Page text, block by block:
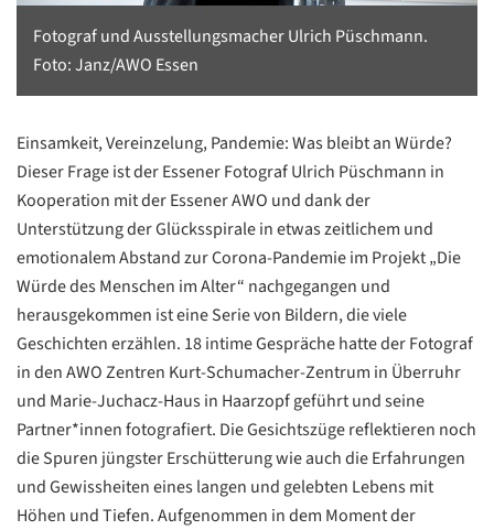
Fotograf und Ausstellungsmacher Ulrich Püschmann.
Foto: Janz/AWO Essen
Einsamkeit, Vereinzelung, Pandemie: Was bleibt an Würde?
Dieser Frage ist der Essener Fotograf Ulrich Püschmann in
Kooperation mit der Essener AWO und dank der
Unterstützung der Glücksspirale in etwas zeitlichem und
emotionalem Abstand zur Corona-Pandemie im Projekt „Die
Würde des Menschen im Alter“ nachgegangen und
herausgekommen ist eine Serie von Bildern, die viele
Geschichten erzählen. 18 intime Gespräche hatte der Fotograf
in den AWO Zentren Kurt-Schumacher-Zentrum in Überruhr
und Marie-Juchacz-Haus in Haarzopf geführt und seine
Partner*innen fotografiert. Die Gesichtszüge reflektieren noch
die Spuren jüngster Erschütterung wie auch die Erfahrungen
und Gewissheiten eines langen und gelebten Lebens mit
Höhen und Tiefen. Aufgenommen in dem Moment der